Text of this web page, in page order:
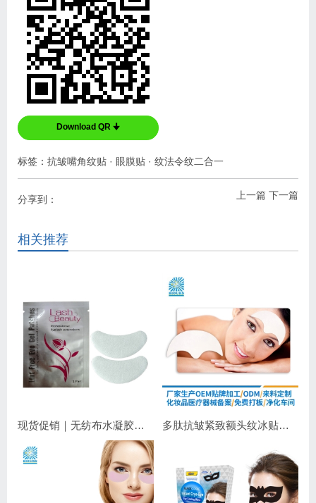
Download QR 🠋
标签： 抗皱嘴角纹贴 · 眼膜贴 · 纹法令纹二合一
上一篇 下一篇
分享到：
相关推荐
现货促销｜无纺布水凝胶睫毛眼贴 嫁接睫毛专用 补水保湿不干扰操作 多肽抗皱紧致额头纹冰贴｜淡化抬头纹紧致显年轻